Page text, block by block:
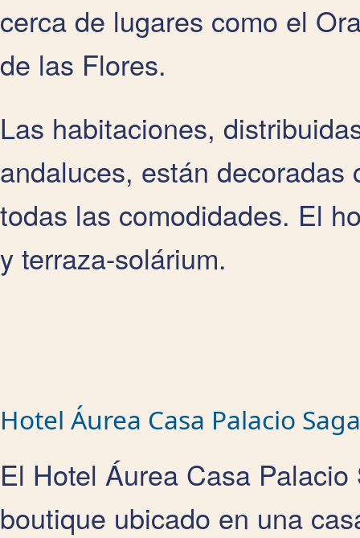
cerca de lugares como el
de las Flores.
Las habitaciones,
andaluces, están
todas las comodidades. El
y terraza-solárium.
Hotel Áurea Casa Palacio
El Hotel Áurea Casa
boutique ubicado en una